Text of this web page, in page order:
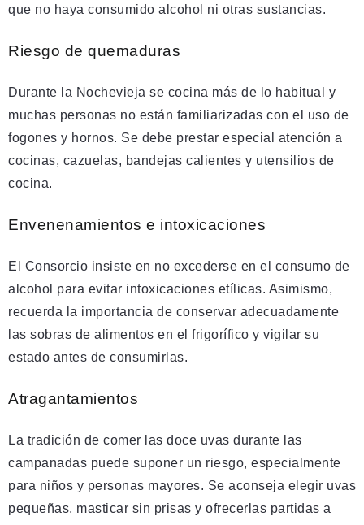
que no haya consumido alcohol ni otras sustancias.
Riesgo de quemaduras
Durante la Nochevieja se cocina más de lo habitual y
muchas personas no están familiarizadas con el uso de
fogones y hornos. Se debe prestar especial atención a
cocinas, cazuelas, bandejas calientes y utensilios de
cocina.
Envenenamientos e intoxicaciones
El Consorcio insiste en no excederse en el consumo de
alcohol para evitar intoxicaciones etílicas. Asimismo,
recuerda la importancia de conservar adecuadamente
las sobras de alimentos en el frigorífico y vigilar su
estado antes de consumirlas.
Atragantamientos
La tradición de comer las doce uvas durante las
campanadas puede suponer un riesgo, especialmente
para niños y personas mayores. Se aconseja elegir uvas
pequeñas, masticar sin prisas y ofrecerlas partidas a